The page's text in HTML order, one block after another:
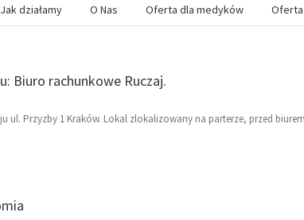
Jak działamy O Nas Oferta dla medyków
Biuro rachunkowe Ruczaj.
ul. Przyzby 1 Kraków. Lokal zlokalizowany na parterze, przed